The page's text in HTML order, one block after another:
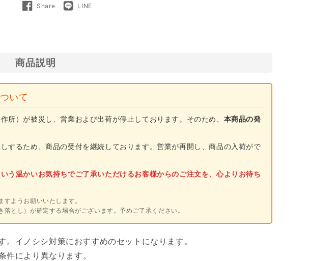
所
ハ
イ
ワ
ー
ッ
ー
セ
ッ
ト
イ
所
イ
ワ
ー
ッ
ー
セ
ッ
ト
イ
ShareShare
LINELINE
で
商品説明
いて
）が被災し、営業および出荷が停止しております。そのため、 本商品の発
するため、商品の受付を継続しております。営業が再開し、商品の入荷がで
う温かいお気持ちでご了承いただけるお客様からのご注文を、心よりお待ち
ようお願いいたします。
とし）が確定する場合がございます。予めご了承ください。
。 イノシシ対策におすすめのセットになります。
により異なります。